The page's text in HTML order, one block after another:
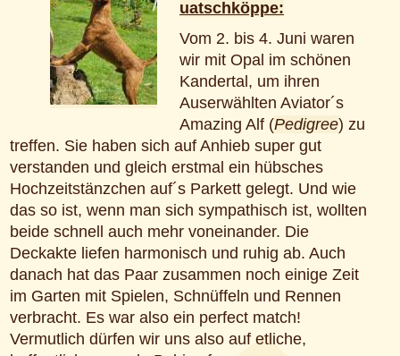
uatschköppe:
Vom 2. bis 4. Juni waren
wir mit Opal im schönen
Kandertal, um ihren
Auserwählten Aviator´s
Amazing Alf (Pedigree) zu
treffen. Sie haben sich auf Anhieb super gut
verstanden und gleich erstmal ein hübsches
Hochzeitstänzchen auf´s Parkett gelegt. Und wie
das so ist, wenn man sich sympathisch ist, wollten
beide schnell auch mehr voneinander. Die
Deckakte liefen harmonisch und ruhig ab. Auch
danach hat das Paar zusammen noch einige Zeit
im Garten mit Spielen, Schnüffeln und Rennen
verbracht. Es war also ein perfect match!
Vermutlich dürfen wir uns also auf etliche,